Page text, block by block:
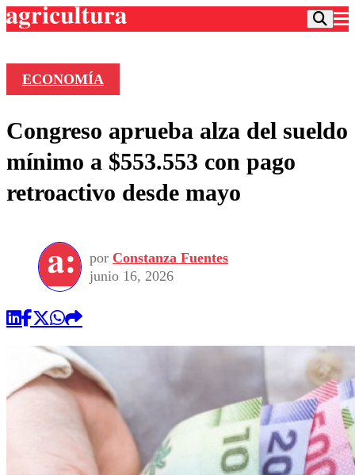
Frecuencias
Agricultura TV
Deportes
Colo Colo
Seleccion Chilena
Torneo Internacional
Universidad de Chile
Entretención
Economía
Internacional
Sustentabilidad
Publicaciones en medios
Opinión
ECONOMÍA
Congreso aprueba alza del sueldo
mínimo a $553.553 con pago
retroactivo desde mayo
por Constanza Fuentes
junio 16, 2026